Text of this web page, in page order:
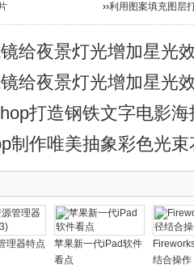
››利用图案填充图层
给夜景灯光增加星光
给夜景灯光增加星光
打造钢铁文字电影海
制作唯美抽象彩色光束
理器特点
苹果新一代iPad软件
看点
结合操作